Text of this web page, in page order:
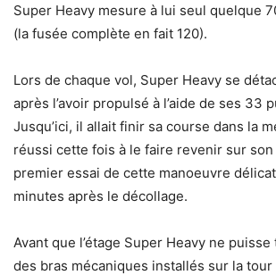
Super Heavy mesure à lui seul quelque
(la fusée complète en fait 120).
Lors de chaque vol, Super Heavy se
après l’avoir propulsé à l’aide de ses 33
Jusqu’ici, il allait finir sa course dans la
réussi cette fois à le faire revenir sur
premier essai de cette manoeuvre
minutes après le décollage.
Avant que l’étage Super Heavy ne
des bras mécaniques installés sur la tour